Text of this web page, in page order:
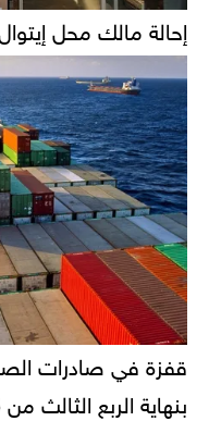
إحالة مالك محل
بنهاية الربع الثالث من 2025